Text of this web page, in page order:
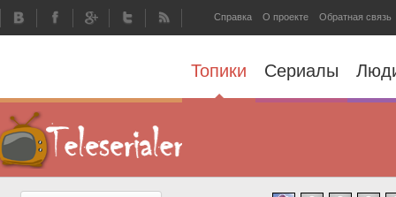
Справка О проекте Обратная связь
Топики Сериалы